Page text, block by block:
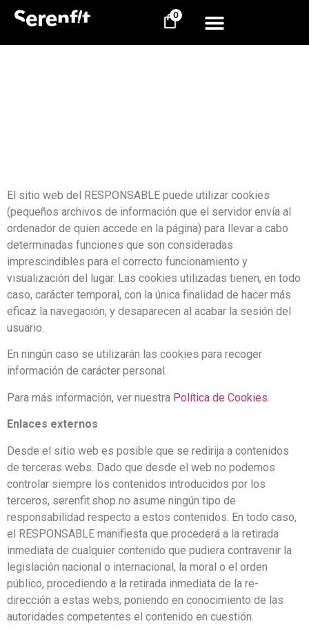
0
El sitio web del RESPONSABLE puede utilizar cookies
(pequeños archivos de información que el servidor envía al
ordenador de quien accede en la página) para llevar a cabo
determinadas funciones que son consideradas
imprescindibles para el correcto funcionamiento y
visualización del lugar. Las cookies utilizadas tienen, en todo
caso, carácter temporal, con la única finalidad de hacer más
eficaz la navegación, y desaparecen al acabar la sesión del
usuario.
En ningún caso se utilizarán las cookies para recoger
información de carácter personal.
Para más información, ver nuestra Política de Cookies
Enlaces externos
Desde el sitio web es posible que se redirija a contenidos
de terceras webs. Dado que desde el web no podemos
controlar siempre los contenidos introducidos por los
terceros, serenfit.shop no asume ningún tipo de
responsabilidad respecto a estos contenidos. En todo caso,
el RESPONSABLE manifiesta que procederá a la retirada
inmediata de cualquier contenido que pudiera contravenir la
legislación nacional o internacional, la moral o el orden
público, procediendo a la retirada inmediata de la re-
dirección a estas webs, poniendo en conocimiento de las
autoridades competentes el contenido en cuestión.